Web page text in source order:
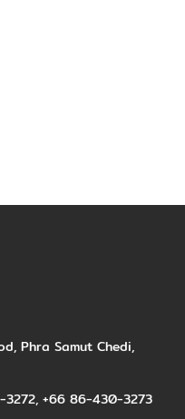
Phra Samut Chedi,
, +66 86-430-3273